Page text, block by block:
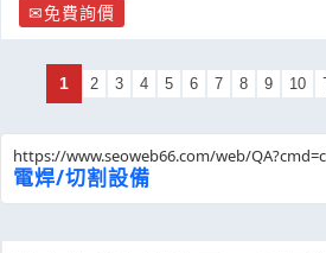
免費詢價
1 2 3 4 5 6 7 8 9 10
https://www.seoweb66.com/web/
電焊/切割設備